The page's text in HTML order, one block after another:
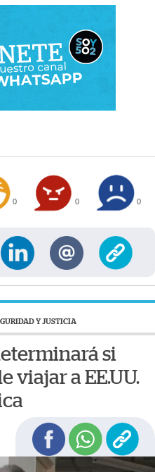
0 0 0
Y JUSTICIA
si
viajar a EE.UU.